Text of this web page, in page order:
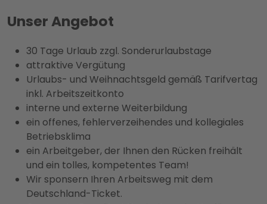
Unser Angebot
30 Tage Urlaub zzgl. Sonderurlaubstage
attraktive Vergütung
Urlaubs- und Weihnachtsgeld gemäß Tarifvertag
inkl. Arbeitszeitkonto
interne und externe Weiterbildung
ein offenes, fehlerverzeihendes und kollegiales
Betriebsklima
ein Arbeitgeber, der Ihnen den Rücken freihält
und ein tolles, kompetentes Team!
Wir sponsern Ihren Arbeitsweg mit dem
Deutschland-Ticket.